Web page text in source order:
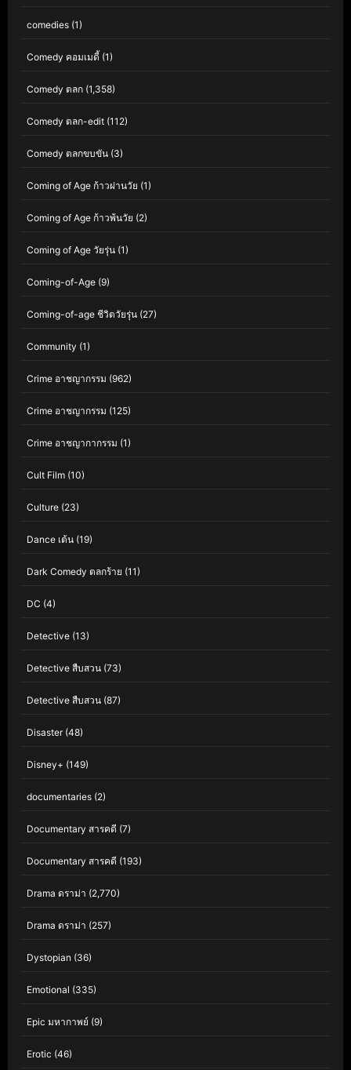
comedies (1)
Comedy คอมเมดี้ (1)
Comedy ตลก (1,358)
Comedy ตลก-edit (112)
Comedy ตลกขบขัน (3)
Coming of Age ก้าวผ่านวัย (1)
Coming of Age ก้าวพ้นวัย (2)
Coming of Age วัยรุ่น (1)
Coming-of-Age (9)
Coming-of-age ชีวิตวัยรุ่น (27)
Community (1)
Crime อาชญากรรม (962)
Crime อาชญากรรม (125)
Crime อาชญากากรรม (1)
Cult Film (10)
Culture (23)
Dance เต้น (19)
Dark Comedy ตลกร้าย (11)
DC (4)
Detective (13)
Detective สืบสวน (73)
Detective สืบสวน (87)
Disaster(48)
Disney+ (149)
documentaries (2)
Documentary สารคดี (7)
Documentary สารคดี (193)
Drama ดราม่า (2,770)
Drama ดราม่า (257)
Dystopian (36)
Emotional (335)
Epic มหากาพย์ (9)
Erotic (46)